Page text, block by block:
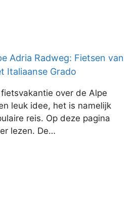
Adria Radweg: Fietsen van
Italiaanse Grado
over de Alpe
leuk idee, het is namelijk
reis. Op deze pagina
lezen. De…